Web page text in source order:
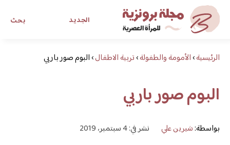
بحث الجديد
مجلة برونزية للفتاة العصرية
ابحث عن أي موضوع يهمك
الرئيسية›الأمومة والطفولة›تربية الاطفال›البوم صور باربي
البوم صور باربي
بواسطة:شيرين علي نشر في: 4 سبتمبر، 2019